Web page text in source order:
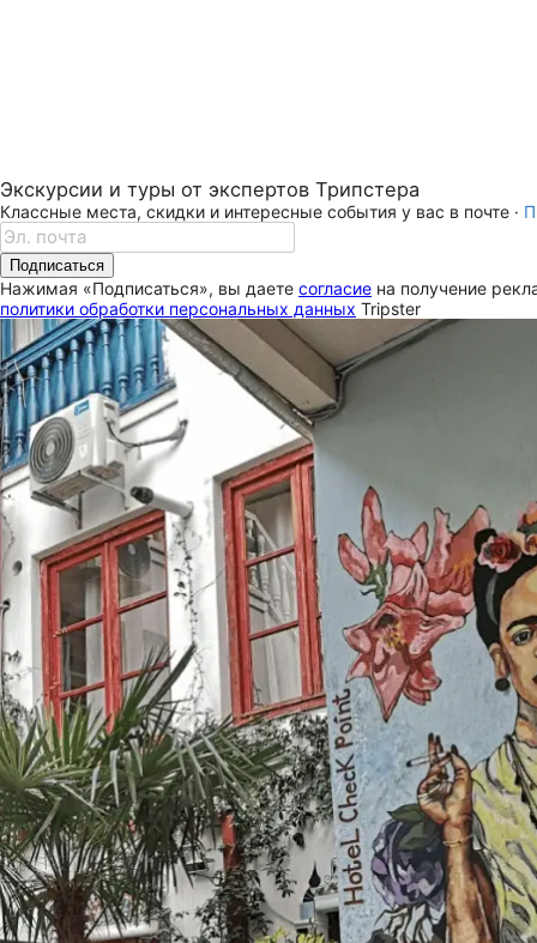
Экскурсии и туры от экспертов Трипстера
Классные места, скидки и интересные события у вас в почте ·
Подписаться
Нажимая «Подписаться», вы даете согласие на получение
политики обработки персональных данных Tripster